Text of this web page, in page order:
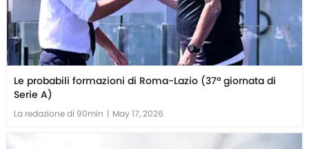
Le probabili formazioni di Roma-Lazio (37ª giornata di
Serie A)
La redazione di 90min | May 17, 2026